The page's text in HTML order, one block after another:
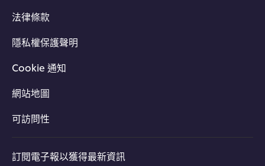
法律條款
隱私權保護聲明
Cookie 通知
網站地圖
可訪問性
訂閱電子報以獲得最新資訊